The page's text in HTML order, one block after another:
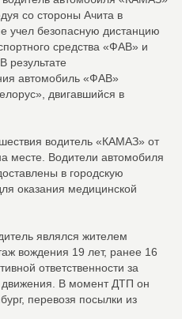
со стороны Ачита в
учел безопасную дистанцию
средства «ФАВ» и
результате
автомобиль «ФАВ»
двигавшийся в
водитель «КАМАЗ» от
месте. Водители автомобиля
в городскую
оказания медицинской
являлся жителем
вождения 19 лет, ранее 16
ответственности за
В момент ДТП он
перевозя посылки из